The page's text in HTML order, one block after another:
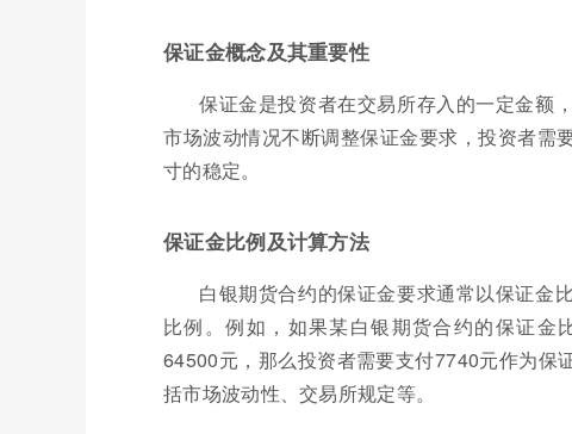
保证金概念及其重要性
保证金是投资者在交易所存入的一定金额
市场波动情况不断调整保证金要求，投资者需
寸的稳定。
保证金比例及计算方法
白银期货合约的保证金要求通常以保证金
比例。例如，如果某白银期货合约的保证
64500元，那么投资者需要支付7740元作为保
括市场波动性、交易所规定等。